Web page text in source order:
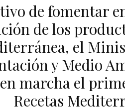
de fomentar
de los
el
y Medio
marcha el
Recetas